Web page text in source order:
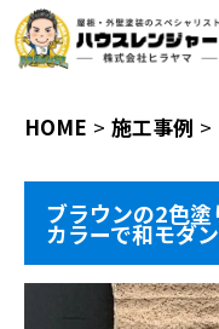
HOME 施工事例
ブラウンの2色
カラーで和モダ